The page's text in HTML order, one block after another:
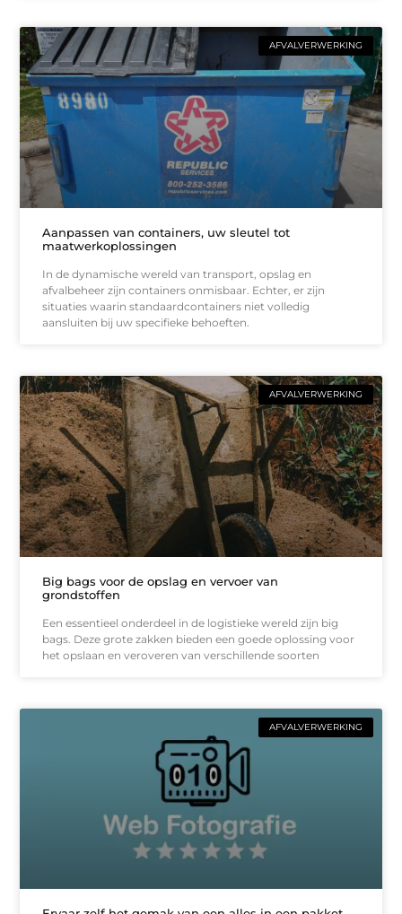
AFVALVERWERKING
Aanpassen van containers, uw sleutel tot
maatwerkoplossingen
In de dynamische wereld van transport, opslag en
afvalbeheer zijn containers onmisbaar. Echter, er zijn
situaties waarin standaardcontainers niet volledig
aansluiten bij uw specifieke behoeften.
AFVALVERWERKING
Big bags voor de opslag en vervoer van
grondstoffen
Een essentieel onderdeel in de logistieke wereld zijn big
bags. Deze grote zakken bieden een goede oplossing voor
het opslaan en veroveren van verschillende soorten
AFVALVERWERKING